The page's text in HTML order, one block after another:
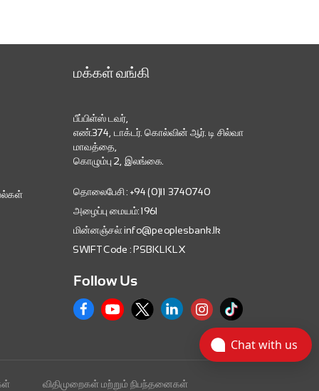
மக்கள் வங்கி
பீப்பிள்ஸ் டவர்,
எண்.374, டாக்டர். கொல்வின் ஆர். டி சில்வா
மாவத்தை,
கொழும்பு 2, இலங்கை.
தொலைபேசி : +94 (0)11 3740740
அழைப்பு மையம்: 1961
மின்னஞ்சல்: info@peoplesbank.lk
SWIFT Code : PSBKLKLX
Follow Us
விதிமுறைகள் மற்றும் நிபந்தனைகள்
Chat with us